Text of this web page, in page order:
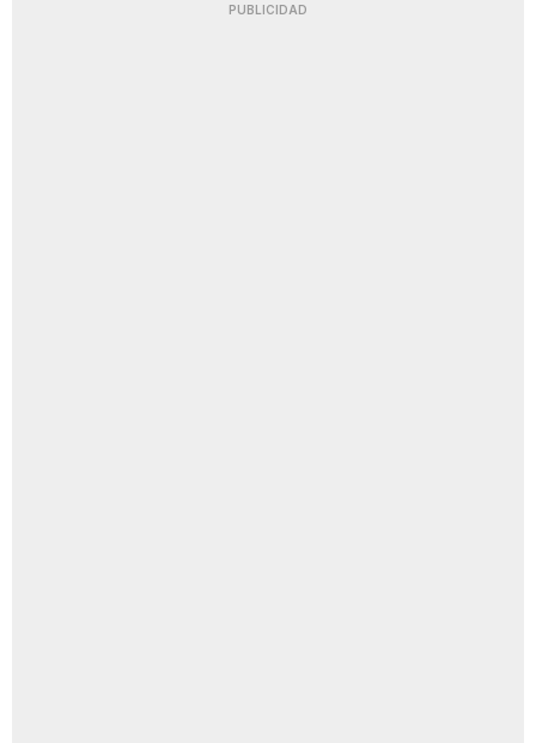
PUBLICIDAD